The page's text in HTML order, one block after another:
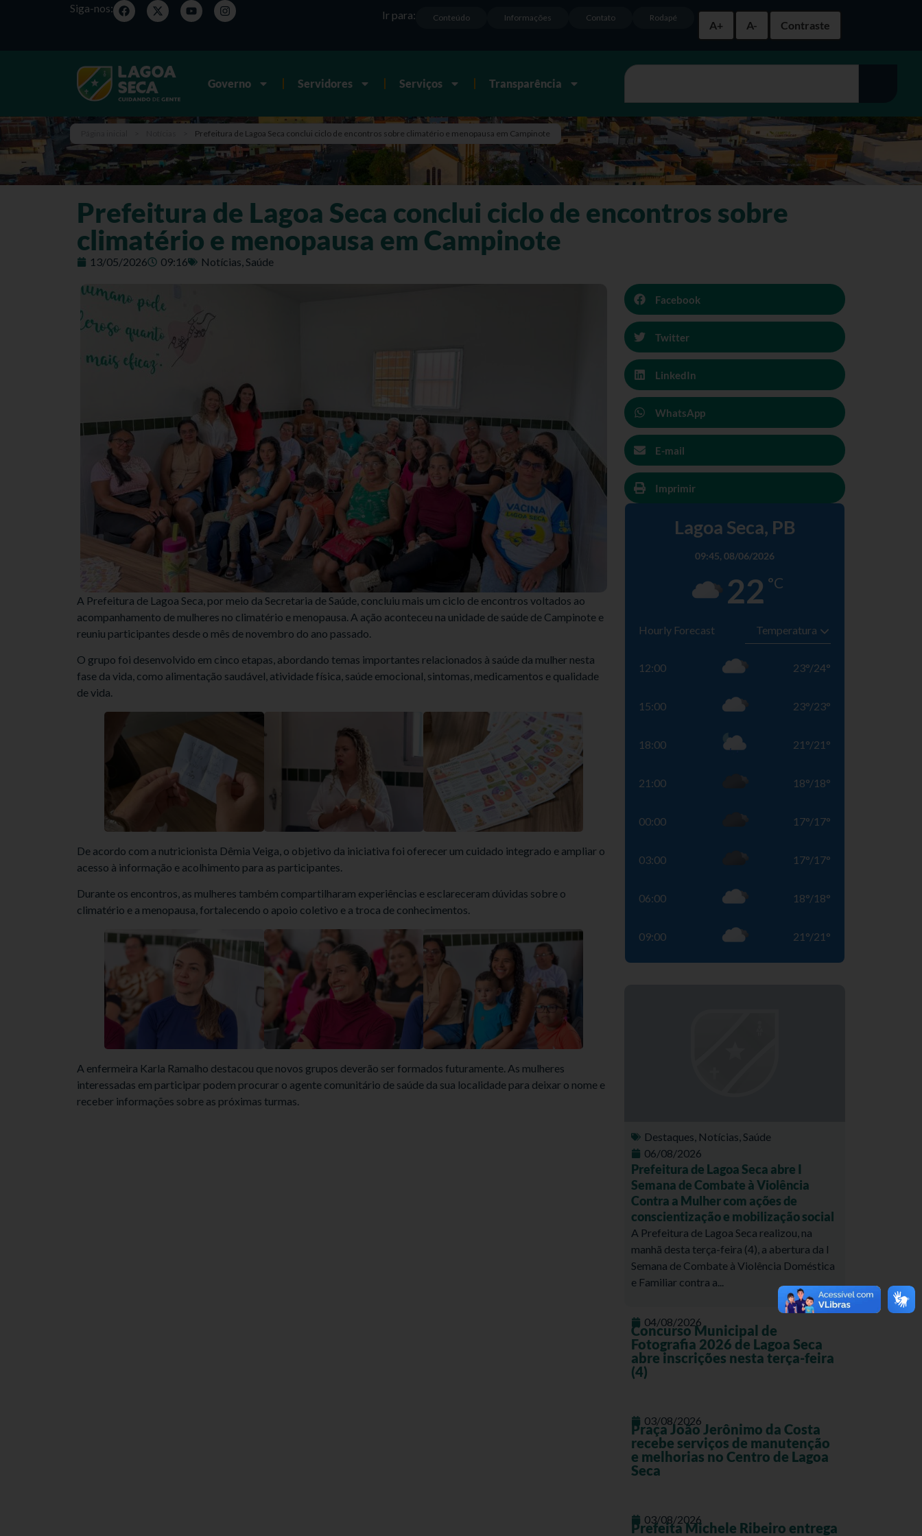
Siga-nos:
A+
A- Contraste
Rodapé
Contato
Informações
Conteúdo
Ir para:
Governo Servidores Serviços Transparência
Prefeitura de Lagoa Seca conclui ciclo de encontros sobre climatério e menopausa em Campinote
Prefeitura de Lagoa Seca conclui ciclo de encontros sobre
climatério e menopausa em Campinote
13/05/2026 09:16 Notícias,Saúde
A Prefeitura de Lagoa Seca, por meio da Secretaria de Saúde, concluiu mais um ciclo de encontros voltados ao
acompanhamento de mulheres no climatério e menopausa. A ação aconteceu na unidade de saúde de Campinote e
reuniu participantes desde o mês de novembro do ano passado.
O grupo foi desenvolvido em cinco etapas, abordando temas importantes relacionados à saúde da mulher nesta
fase da vida, como alimentação saudável, atividade física, saúde emocional, sintomas, medicamentos e qualidade
de vida.
De acordo com a nutricionista Dêmia Veiga, o objetivo da iniciativa foi oferecer um cuidado integrado e ampliar o
acesso à informação e acolhimento para as participantes.
Durante os encontros, as mulheres também compartilharam experiências e esclareceram dúvidas sobre o
climatério e a menopausa, fortalecendo o apoio coletivo e a troca de conhecimentos.
A enfermeira Karla Ramalho destacou que novos grupos deverão ser formados futuramente. As mulheres
interessadas em participar podem procurar o agente comunitário de saúde da sua localidade para deixar o nome e
receber informações sobre as próximas turmas.
Facebook
Twitter
LinkedIn
WhatsApp
E-mail
Imprimir
Lagoa Seca, PB
09:45, 08/06/2026
22 °C
Hourly Forecast
12:00 23°/24°
15:00 23°/23°
18:00 21 °/21 °
21:00 18°/18°
00:00 17°/17°
03:00 17°/17°
06:00 18°/18°
09:00 21 °/21 °
Destaques, Notícias,Saúde
06/08/2026
Prefeitura de Lagoa Seca abre I
Semana de Combate à Violência
Contra a Mulher com ações de
conscientização e mobilização social
A Prefeitura de Lagoa Seca realizou, na
manhã desta terça-feira (4), a abertura da I
Semana de Combate à Violência Doméstica
e Familiar contra a...
04/08/2026
Concurso Municipal de
Fotografia 2026 de Lagoa Seca
abre inscrições nesta terça-feira
(4)
03/08/2026
Praça João Jerônimo da Costa
recebe serviços de manutenção
e melhorias no Centro de Lagoa
Seca
03/08/2026
Prefeita Michele Ribeiro entrega